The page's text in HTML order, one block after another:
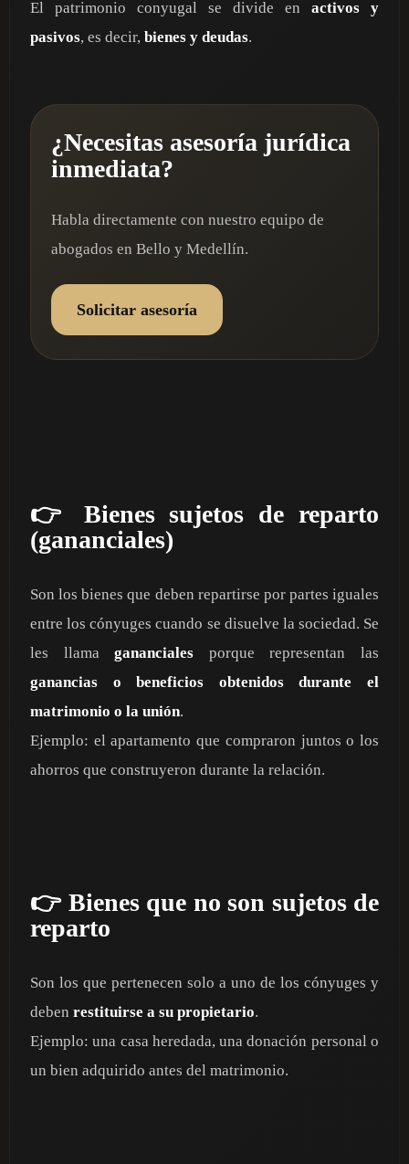
El patrimonio conyugal se divide en activos y
pasivos, es decir, bienes y deudas.
¿Necesitas asesoría jurídica
inmediata?
Habla directamente con nuestro equipo de
abogados en Bello y Medellín.
Solicitar asesoría
👉 Bienes sujetos de reparto
(gananciales)
Son los bienes que deben repartirse por partes iguales
entre los cónyuges cuando se disuelve la sociedad. Se
les llamagananciales porque representan las
ganancias o beneficios obtenidos durante el
matrimonio o la unión.
Ejemplo: el apartamento que compraron juntos o los
ahorros que construyeron durante la relación.
👉 Bienes que no son sujetos de
reparto
Son los que pertenecen solo a uno de los cónyuges y
deben restituirse a su propietario.
Ejemplo: una casa heredada, una donación personal o
un bien adquirido antes del matrimonio.